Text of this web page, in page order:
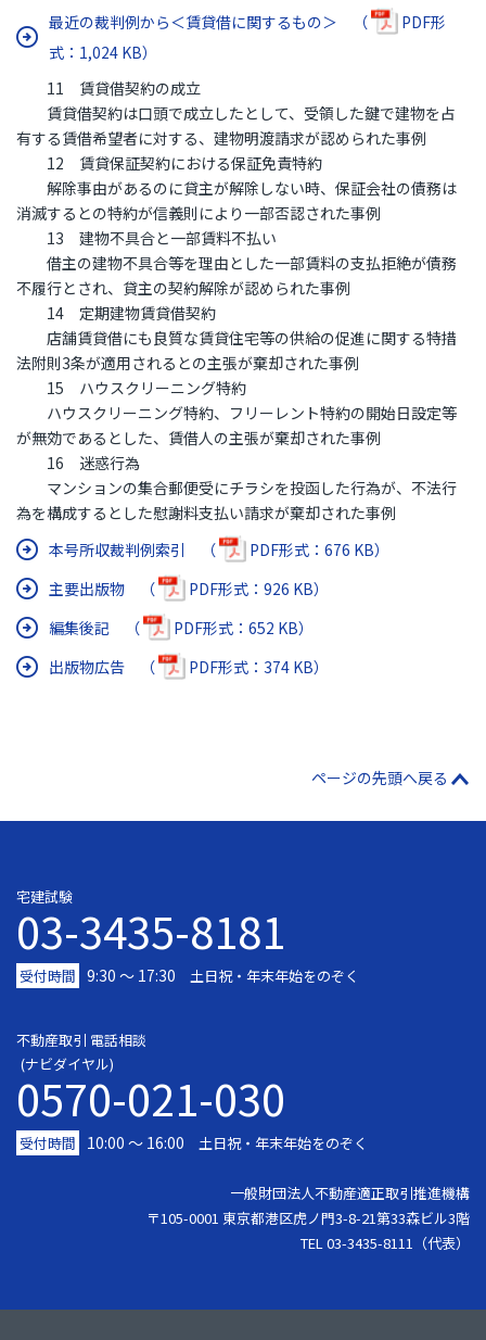
最近の裁判例から＜賃貸借に関するもの＞ （
PDF形
式：1,024 KB）
11 賃貸借契約の成立
賃貸借契約は口頭で成立したとして、受領した鍵で建物を占
有する賃借希望者に対する、建物明渡請求が認められた事例
12 賃貸保証契約における保証免責特約
解除事由があるのに貸主が解除しない時、保証会社の債務は
消滅するとの特約が信義則により一部否認された事例
13 建物不具合と一部賃料不払い
借主の建物不具合等を理由とした一部賃料の支払拒絶が債務
不履行とされ、貸主の契約解除が認められた事例
14 定期建物賃貸借契約
店舗賃貸借にも良質な賃貸住宅等の供給の促進に関する特措
法附則3条が適用されるとの主張が棄却された事例
15 ハウスクリーニング特約
ハウスクリーニング特約、フリーレント特約の開始日設定等
が無効であるとした、賃借人の主張が棄却された事例
16 迷惑行為
マンションの集合郵便受にチラシを投函した行為が、不法行
為を構成するとした慰謝料支払い請求が棄却された事例
本号所収裁判例索引 （
PDF形式：676 KB）
主要出版物 （
PDF形式：926 KB）
編集後記 （
PDF形式：652 KB）
出版物広告 （
PDF形式：374 KB）
ページの先頭へ戻る
宅建試験
03-3435-8181
受付時間 9:30 〜 17:30 土日祝・年末年始をのぞく
不動産取引 電話相談
(ナビダイヤル)
0570-021-030
受付時間 10:00 ～ 16:00 土日祝・年末年始をのぞく
一般財団法人不動産適正取引推進機構
〒105-0001 東京都港区虎ノ門3-8-21第33森ビル3階
TEL 03-3435-8111（代表）